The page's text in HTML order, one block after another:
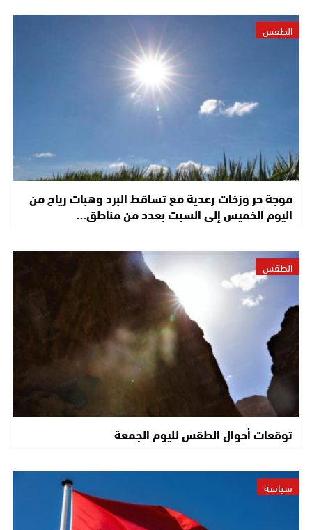
الطقس
موجة حر وزخات رعدية مع تساقط البرد وهبات رياح من
اليوم الخميس إلى السبت بعدد من مناطق…
الطقس
توقعات أحوال الطقس لليوم الجمعة
سياسة